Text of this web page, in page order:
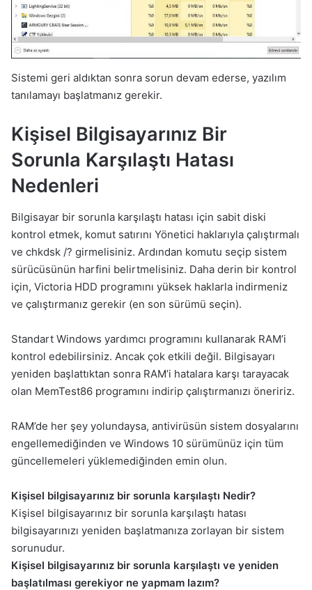
Sistemi geri aldıktan sonra sorun devam ederse, yazılım
tanılamayı başlatmanız gerekir.
Kişisel Bilgisayarınız Bir
Sorunla Karşılaştı Hatası
Nedenleri
Bilgisayar bir sorunla karşılaştı hatası için sabit diski
kontrol etmek, komut satırını Yönetici haklarıyla çalıştırmalı
ve chkdsk /? girmelisiniz. Ardından komutu seçip sistem
sürücüsünün harfini belirtmelisiniz. Daha derin bir kontrol
için, Victoria HDD programını yüksek haklarla indirmeniz
ve çalıştırmanız gerekir (en son sürümü seçin).
Standart Windows yardımcı programını kullanarak RAM’i
kontrol edebilirsiniz. Ancak çok etkili değil. Bilgisayarı
yeniden başlattıktan sonra RAM’i hatalara karşı tarayacak
olan MemTest86 programını indirip çalıştırmanızı öneririz.
RAM’de her şey yolundaysa, antivirüsün sistem dosyalarını
engellemediğinden ve Windows 10 sürümünüz için tüm
güncellemeleri yüklemediğinden emin olun.
Kişisel bilgisayarınız bir sorunla karşılaştı Nedir?
Kişisel bilgisayarınız bir sorunla karşılaştı hatası
bilgisayarınızı yeniden başlatmanıza zorlayan bir sistem
sorunudur.
Kişisel bilgisayarınız bir sorunla karşılaştı ve yeniden
başlatılması gerekiyor ne yapmam lazım?